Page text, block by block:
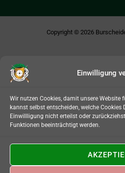
Einwilligung
Wir nutzen Cookies, damit unsere Website
kannst selbst entscheiden, welche Cookies
Einwillligung nicht erteilst oder
Funktionen beeinträchtigt werden.
Copyright © 2026